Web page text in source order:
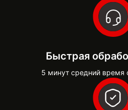
Быстрая
5 минут средний время